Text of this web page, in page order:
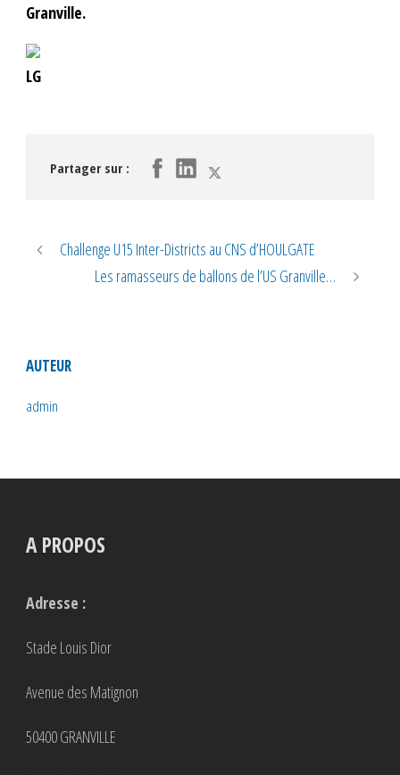
Granville.
LG
Partager sur :
Challenge U15 Inter-Districts au CNS d’HOULGATE
Les ramasseurs de ballons de l’US Granville…
AUTEUR
admin
A PROPOS
Adresse :
Stade Louis Dior
Avenue des Matignon
50400 GRANVILLE